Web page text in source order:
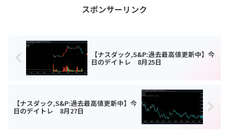
スポンサーリンク
【ナスダック,S&P:過去最高値更新中】今
日のデイトレ 8月25日
【ナスダック,S&P:過去最高値更新中】今
日のデイトレ 8月27日